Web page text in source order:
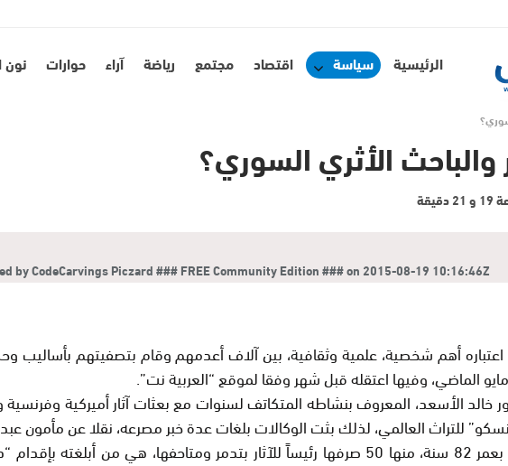
الرئيسية سياسة اقتصاد مجتمع رياضة آراء حوارات نون
والباحث الأثري السوري؟
by CodeCarvings Piczard ### FREE Community Edition ### on 2015-08-19 10:16:46Z | |
اعتباره أهم شخصية، علمية وثقافية، بين آلاف أعدمهم وقام بتصفيتهم
الماضي، وفيها اعتقله قبل شهر وفقا لموقع “العربية نت”.
خالد الأسعد، المعروف بنشاطه المتكاتف لسنوات مع بعثات آثار أميركية
قال عبدالكريم، إن أسرة عالم الآثار الذي قضى بعمر 82 سنة، منها 50 صرفها رئيساً